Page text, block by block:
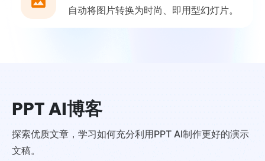
自动将图片转换为时尚、即用型幻灯片。
PPT AI博客
探索优质文章，学习如何充分利用PPT AI制作更好的演示
文稿。